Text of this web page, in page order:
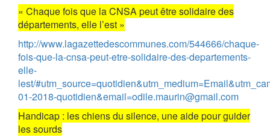
« Chaque fois que la CNSA peut être solidaire des
départements, elle l’est »
http://www.lagazettedescommunes.com/544666/chaque-
fois-que-la-cnsa-peut-etre-solidaire-des-departements-
elle-
lest/
01-2018-quotidien&email=odile.maurin@gmail.com
Handicap : les chiens du silence, une aide pour guider
les sourds